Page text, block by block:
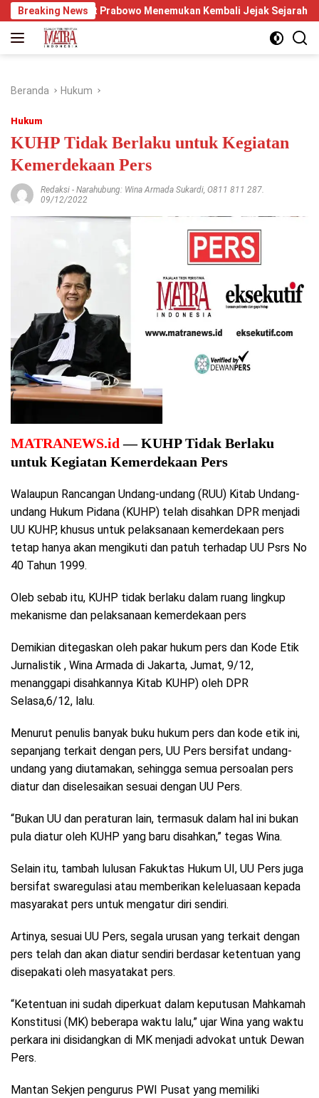
Langsung
ke
konten
Breaking News
Menemukan Kembali Jejak Sejarah IPDN Berpikir
Beranda Hukum
Hukum
KUHP Tidak Berlaku untuk Kegiatan
Kemerdekaan Pers
Redaksi - Narahubung: Wina Armada Sukardi, O811 811 287.
09/12/2022
MATRANEWS.id — KUHP Tidak Berlaku
untuk Kegiatan Kemerdekaan Pers
Walaupun Rancangan Undang-undang (RUU) Kitab Undang-
undang Hukum Pidana (KUHP) telah disahkan DPR menjadi
UU KUHP, khusus untuk pelaksanaan kemerdekaan pers
tetap hanya akan mengikuti dan patuh terhadap UU Psrs No
40 Tahun 1999.
Oleb sebab itu, KUHP tidak berlaku dalam ruang lingkup
mekanisme dan pelaksanaan kemerdekaan pers
Demikian ditegaskan oleh pakar hukum pers dan Kode Etik
Jurnalistik , Wina Armada di Jakarta, Jumat, 9/12,
menanggapi disahkannya Kitab KUHP) oleh DPR
Selasa,6/12, lalu.
Menurut penulis banyak buku hukum pers dan kode etik ini,
sepanjang terkait dengan pers, UU Pers bersifat undang-
undang yang diutamakan, sehingga semua persoalan pers
diatur dan diselesaikan sesuai dengan UU Pers.
“Bukan UU dan peraturan lain, termasuk dalam hal ini bukan
pula diatur oleh KUHP yang baru disahkan,” tegas Wina.
Selain itu, tambah lulusan Fakuktas Hukum UI, UU Pers juga
bersifat swaregulasi atau memberikan keleluasaan kepada
masyarakat pers untuk mengatur diri sendiri.
Artinya, sesuai UU Pers, segala urusan yang terkait dengan
pers telah dan akan diatur sendiri berdasar ketentuan yang
disepakati oleh masyatakat pers.
“Ketentuan ini sudah diperkuat dalam keputusan Mahkamah
Konstitusi (MK) beberapa waktu lalu,” ujar Wina yang waktu
perkara ini disidangkan di MK menjadi advokat untuk Dewan
Pers.
Mantan Sekjen pengurus PWI Pusat yang memiliki